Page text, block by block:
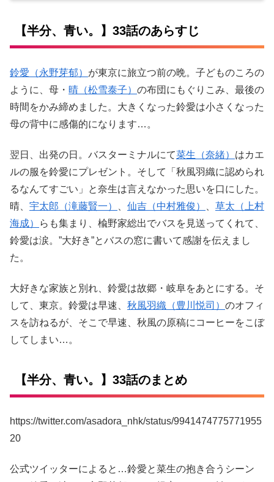
【半分、青い。】33話のあらすじ
鈴愛（永野芽郁） が東京に旅立つ前の晩。子どものころの
ように、母・ 晴（松雪泰子） の布団にもぐりこみ、最後の
時間をかみ締めました。大きくなった鈴愛は小さくなった
母の背中に感傷的になります…。
翌日、出発の日。バスターミナルにて菜生（奈緒） はカエ
ルの服を鈴愛にプレゼント。そして「秋風羽織に認められ
るなんてすごい」と奈生は言えなかった思いを口にした。
晴、 宇太郎（滝藤賢一） 仙吉（中村雅俊）
草太（上村
海成）
らも集まり、楡野家総出でバスを見送ってくれて、
鈴愛は涙。”大好き”とバスの窓に書いて感謝を伝えまし
た。
大好きな家族と別れ、鈴愛は故郷・岐阜をあとにする。そ
して、東京。鈴愛は早速、 秋風羽織（豊川悦司） のオフィ
スを訪ねるが、そこで早速、秋風の原稿にコーヒーをこぼ
してしまい…。
【半分、青い。】33話のまとめ
https://twitter.com/asadora_nhk/status/9941474775771955
20
公式ツイッターによると…鈴愛と菜生の抱き合うシーン